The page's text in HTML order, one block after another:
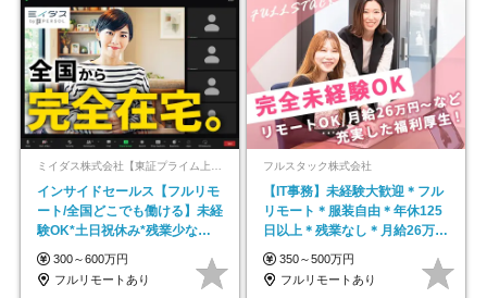
ミイダス株式会社【東証プライム上場パーソルグループ】
インサイドセールス【フルリモ
ート/全国どこでも働ける】未経
験OK*土日祝休み*残業少なめ*
在宅勤務手当あり
300～600万円
フルリモートあり
フルスタック株式会社
【IT事務】未経験大歓迎＊フル
リモート＊服装自由＊年休125
日以上＊残業なし＊月給26万円
以上
350～500万円
フルリモートあり